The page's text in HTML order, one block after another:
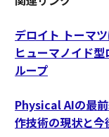
デロイト トーマ
ヒューマノイド
ループ
Physical AIの最
作技術の現状と